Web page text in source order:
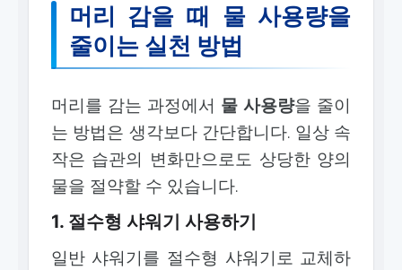
머리 감을 때 물 사용량을
줄이는 실천 방법
머리를 감는 과정에서 물 사용량을 줄이
는 방법은 생각보다 간단합니다. 일상 속
작은 습관의 변화만으로도 상당한 양의
물을 절약할 수 있습니다.
1. 절수형 샤워기 사용하기
일반 샤워기를 절수형 샤워기로 교체하